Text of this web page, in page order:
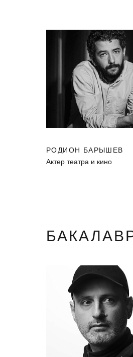
РОДИОН БАРЫШЕВ
Актер театра и кино